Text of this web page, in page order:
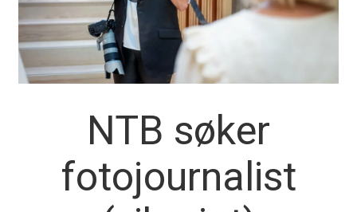
NTB søker
fotojournalist